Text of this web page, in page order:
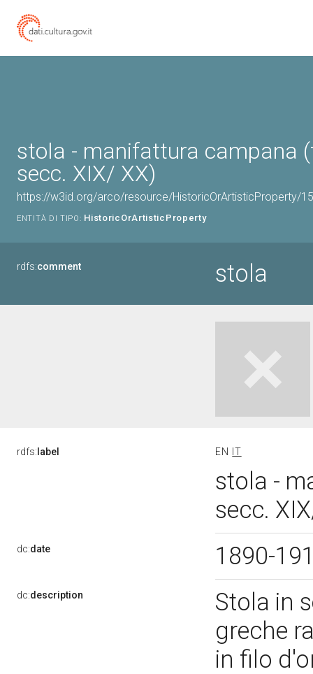
stola - manifattura campana
secc. XIX/ XX)
https://w3id.org/arco/resource/HistoricOrArtisticProperty/
ENTITÀ DI TIPO: HistoricOrArtisticProperty
rdfs:comment stola
rdfs: label EN IT
stola -
secc.
dc:date 1890-
dc:description
Stola in
greche
in filo